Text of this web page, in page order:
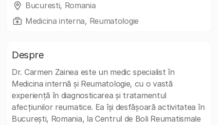
Bucuresti, Romania
Medicina interna, Reumatologie
Despre
Dr. Carmen Zainea este un medic specialist în
Medicina internă și Reumatologie, cu o vastă
experiență în diagnosticarea și tratamentul
afecțiunilor reumatice. Ea își desfășoară activitatea în
București, Romania, la Centrul de Boli Reumatismale